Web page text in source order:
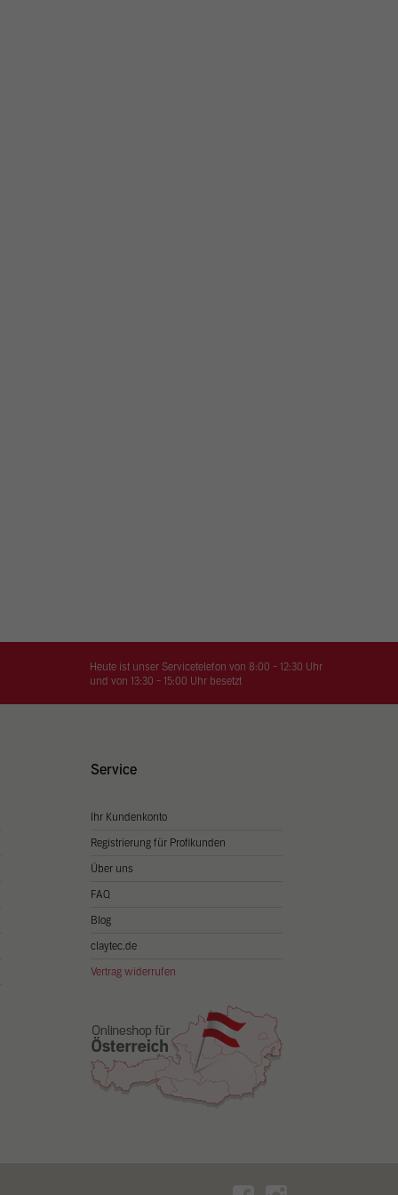
Heute ist unser Servicetelefon von 8:00 - 12:30 Uhr
und von 13:30 - 15:00 Uhr besetzt
Service
Ihr Kundenkonto
Registrierung für Profikunden
Über uns
FAQ
Blog
claytec.de
Vertrag widerrufen